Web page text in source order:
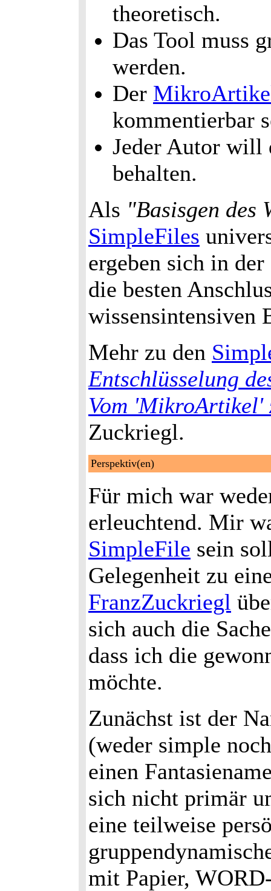
theoretisch.
Das Tool muss
werden.
Der
kommentierbar
Jeder Autor will
behalten.
Als "Basisgen des
SimpleFiles
ergeben sich in
die besten
wissensintensiven
Mehr zu den
Entschlüsselung
Vom 'MikroArtikel'
Zuckriegl.
Perspektiv(en)
Für mich war
erleuchtend. Mir
SimpleFile sein
Gelegenheit zu
FranzZuckriegl
sich auch die
dass ich die
möchte.
Zunächst ist der
(weder simple
einen
sich nicht primär
eine teilweise
mit Papier,